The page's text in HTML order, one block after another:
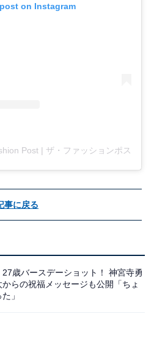
on Instagram
Post | ザ・ファッションポスト
事に戻る
歳バースデーショット！ 神宮寺勇
からの祝福メッセージも公開「ちょ
」